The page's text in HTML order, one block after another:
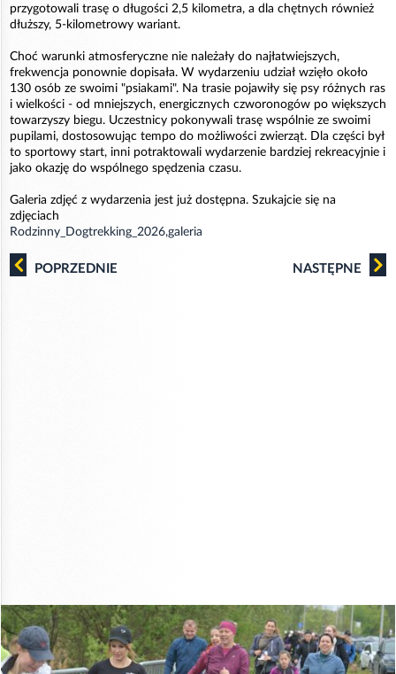
przygotowali trasę o długości 2,5 kilometra, a dla chętnych również
dłuższy, 5-kilometrowy wariant.
Choć warunki atmosferyczne nie należały do najłatwiejszych,
frekwencja ponownie dopisała. W wydarzeniu udział wzięło około
130 osób ze swoimi "psiakami". Na trasie pojawiły się psy różnych ras
i wielkości - od mniejszych, energicznych czworonogów po większych
towarzyszy biegu. Uczestnicy pokonywali trasę wspólnie ze swoimi
pupilami, dostosowując tempo do możliwości zwierząt. Dla części był
to sportowy start, inni potraktowali wydarzenie bardziej rekreacyjnie i
jako okazję do wspólnego spędzenia czasu.
Galeria zdjęć z wydarzenia jest już dostępna. Szukajcie się na
zdjęciach
Rodzinny_Dogtrekking_2026,galeria
POPRZEDNIE NASTĘPNE